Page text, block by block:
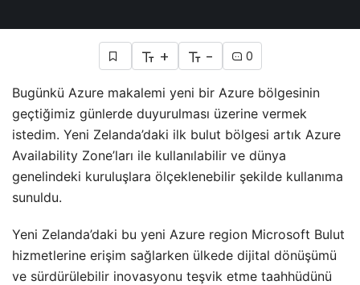
+ - 0
Bugünkü Azure makalemi yeni bir Azure bölgesinin
geçtiğimiz günlerde duyurulması üzerine vermek
istedim. Yeni Zelanda’daki ilk bulut bölgesi artık Azure
Availability Zone’ları ile kullanılabilir ve dünya
genelindeki kuruluşlara ölçeklenebilir şekilde kullanıma
sunuldu.
Yeni Zelanda’daki bu yeni Azure region Microsoft Bulut
hizmetlerine erişim sağlarken ülkede dijital dönüşümü
ve sürdürülebilir inovasyonu teşvik etme taahhüdünü